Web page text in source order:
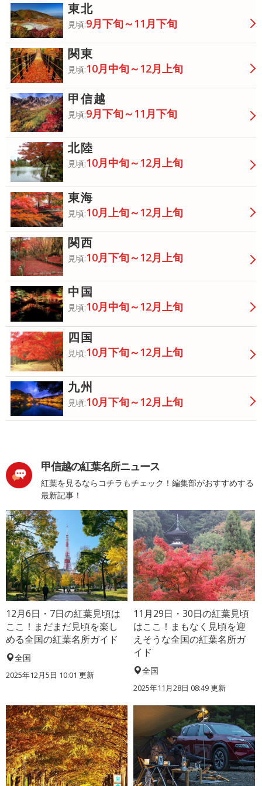
東北
見頃:9月下旬～11月下旬
関東
見頃:10月中旬～12月上旬
甲信越
見頃:9月下旬～11月下旬
北陸
見頃:10月中旬～12月上旬
東海
見頃:10月上旬～12月上旬
関西
見頃:10月下旬～12月上旬
中国
見頃:10月中旬～12月上旬
四国
見頃:10月下旬～12月上旬
九州
見頃:10月下旬～12月上旬
甲信越の紅葉名所ニュース
紅葉を見るならコチラもチェック！編集部がおすすめする
最新記事！
12月6日・7日の紅葉見頃は
ここ！まだまだ見頃を楽し
める全国の紅葉名所ガイド
全国
2025年12月5日 10:01 更新
11月29日・30日の紅葉見頃
はここ！まもなく見頃を迎
えそうな全国の紅葉名所ガ
イド
全国
2025年11月28日 08:49 更新